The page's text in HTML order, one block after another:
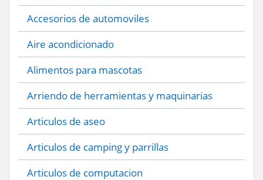
Accesorios de automoviles
Aire acondicionado
Alimentos para mascotas
Arriendo de herramientas y maquinarias
Articulos de aseo
Articulos de camping y parrillas
Articulos de computacion